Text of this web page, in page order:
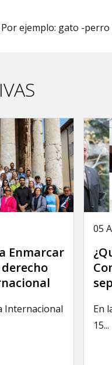
ejemplo: gato -
Enmarcar
Internacional
05
En
15...